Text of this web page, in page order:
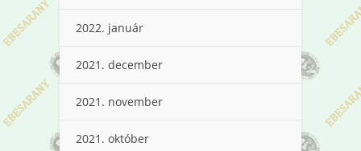
2022. január
2021. december
2021. november
2021. október